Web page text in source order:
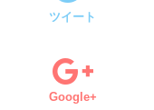
ツイート
Google+